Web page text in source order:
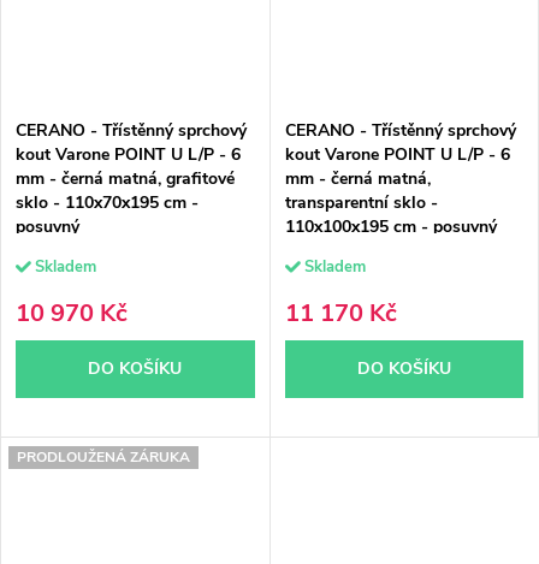
CERANO - Třístěnný sprchový
kout Varone POINT U L/P - 6
mm - černá matná, grafitové
sklo - 110x70x195 cm -
posuvný
Skladem
10 970 Kč
DO KOŠÍKU
CERANO - Třístěnný sprchový
kout Varone POINT U L/P - 6
mm - černá matná,
transparentní sklo -
110x100x195 cm - posuvný
Skladem
11 170 Kč
DO KOŠÍKU
PRODLOUŽENÁ ZÁRUKA